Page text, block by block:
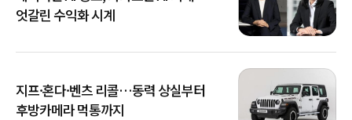
엇갈린 수익화 시계
지프·혼다·벤츠 리콜…동력 상실부터
후방카메라 먹통까지